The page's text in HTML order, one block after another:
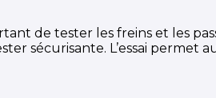
de tester les freins et les
sécurisante. L’essai permet